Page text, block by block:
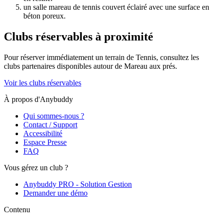
un salle mareau de tennis couvert éclairé avec une surface en
béton poreux.
Clubs réservables à proximité
Pour réserver immédiatement un terrain de Tennis, consultez les
clubs partenaires disponibles autour de Mareau aux prés.
Voir les clubs réservables
À propos d'Anybuddy
Qui sommes-nous ?
Contact / Support
Accessibilité
Espace Presse
FAQ
Vous gérez un club ?
Anybuddy PRO - Solution Gestion
Demander une démo
Contenu